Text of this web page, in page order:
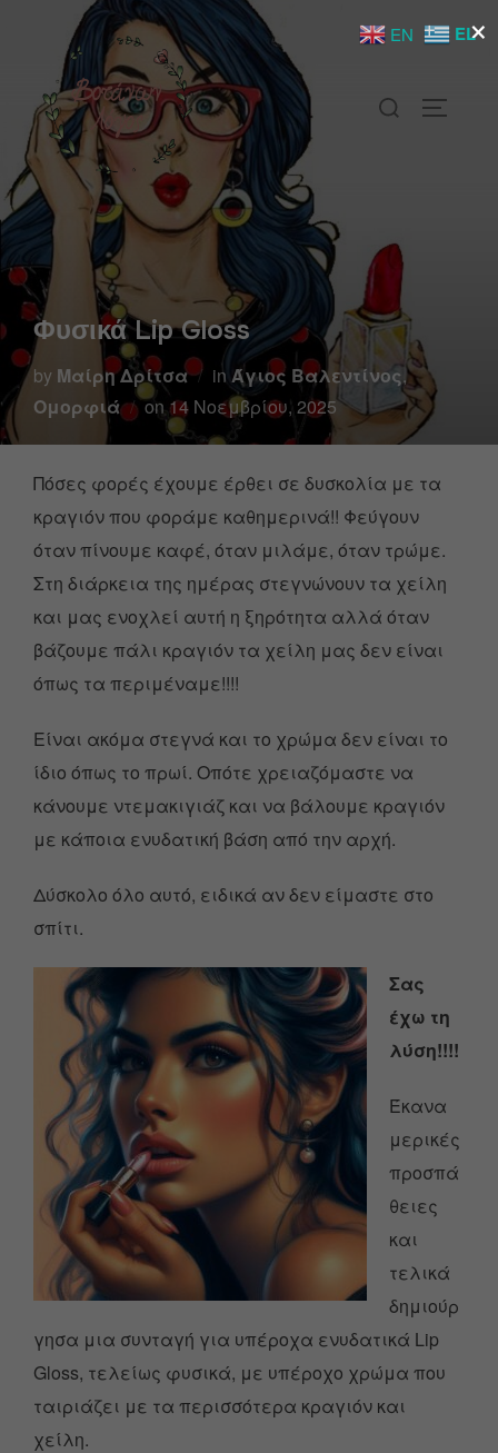
Φυσικά Lip Gloss
by Μαίρη Δρίτσα in Άγιος Βαλεντίνος,
Ομορφιά
on 14 Νοεμβρίου, 2025
Πόσες φορές έχουμε έρθει σε δυσκολία με τα
κραγιόν που φοράμε καθημερινά!! Φεύγουν
όταν πίνουμε καφέ, όταν μιλάμε, όταν τρώμε.
Στη διάρκεια της ημέρας στεγνώνουν τα χείλη
και μας ενοχλεί αυτή η ξηρότητα αλλά όταν
βάζουμε πάλι κραγιόν τα χείλη μας δεν είναι
όπως τα περιμέναμε!!!!
Είναι ακόμα στεγνά και το χρώμα δεν είναι το
ίδιο όπως το πρωί. Οπότε χρειαζόμαστε να
κάνουμε ντεμακιγιάζ και να βάλουμε κραγιόν
με κάποια ενυδατική βάση από την αρχή.
Δύσκολο όλο αυτό, ειδικά αν δεν είμαστε στο
σπίτι.
Σας
έχω τη
λύση!!!!
Έκανα
μερικές
προσπά
θειες
και
τελικά
δημιούρ
γησα μια συνταγή για υπέροχα ενυδατικά Lip
Gloss, τελείως φυσικά, με υπέροχο χρώμα που
ταιριάζει με τα περισσότερα κραγιόν και
χείλη.
×
EN EL